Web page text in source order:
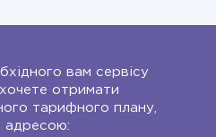
вам сервісу
отримати
тарифного плану,
адресою: